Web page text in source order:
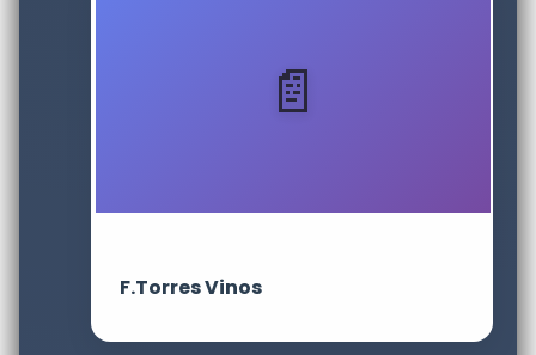
F.Torres Vinos